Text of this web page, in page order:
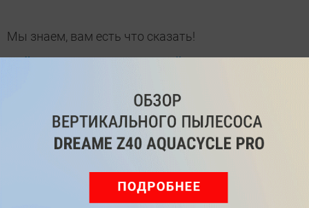
Мы знаем, вам есть что сказать!
Войдите Зарегистрируйтесь
Рекомендуем